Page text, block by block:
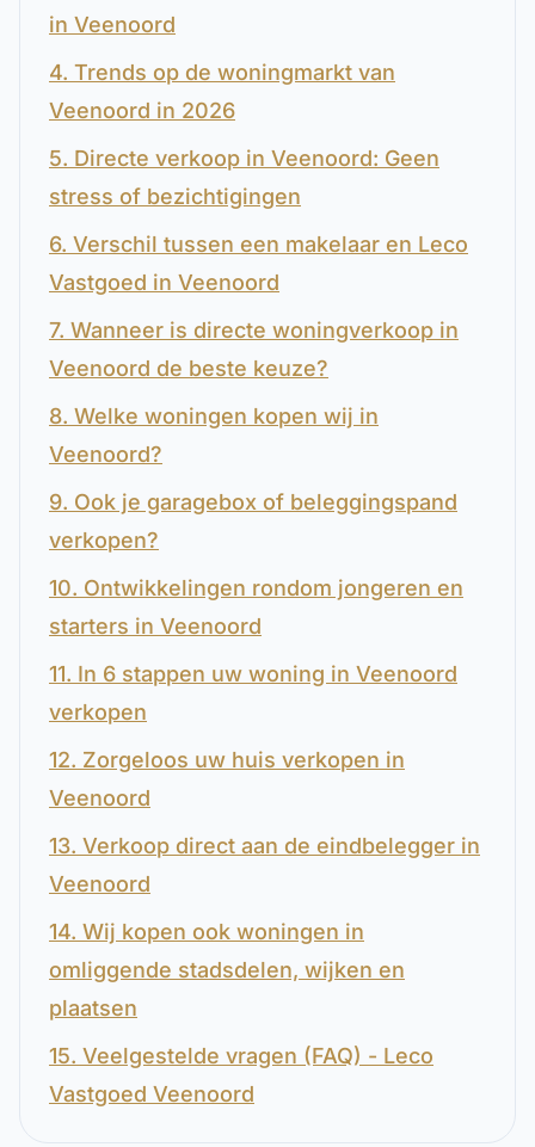
in Veenoord
4. Trends op de woningmarkt van
Veenoord in 2026
5. Directe verkoop in Veenoord: Geen
stress of bezichtigingen
6. Verschil tussen een makelaar en Leco
Vastgoed in Veenoord
7. Wanneer is directe woningverkoop in
Veenoord de beste keuze?
8. Welke woningen kopen wij in
Veenoord?
9. Ook je garagebox of beleggingspand
verkopen?
10. Ontwikkelingen rondom jongeren en
starters in Veenoord
11. In 6 stappen uw woning in Veenoord
verkopen
12. Zorgeloos uw huis verkopen in
Veenoord
13. Verkoop direct aan de eindbelegger in
Veenoord
14. Wij kopen ook woningen in
omliggende stadsdelen, wijken en
plaatsen
15. Veelgestelde vragen (FAQ) - Leco
Vastgoed Veenoord